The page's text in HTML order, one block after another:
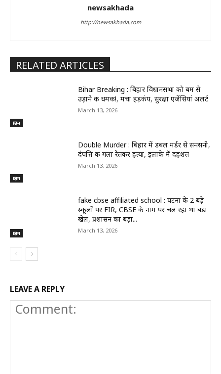
newsakhada
http://newsakhada.com
RELATED ARTICLES
क्राइम
Bihar Breaking : बिहार विधानसभा को बम से
उड़ाने की धमकी!, मचा हड़कंप, सुरक्षा एजेंसियां अलर्ट
March 13, 2026
क्राइम
Double Murder : बिहार में डबल मर्डर से सनसनी,
दंपत्ति की गला रेतकर हत्या, इलाके में दहशत
March 13, 2026
क्राइम
fake cbse affiliated school : पटना के 2 बड़े
स्कूलों पर FIR, CBSE के नाम पर चल रहा था बड़ा
खेल, प्रशासन का बड़ा...
March 13, 2026
LEAVE A REPLY